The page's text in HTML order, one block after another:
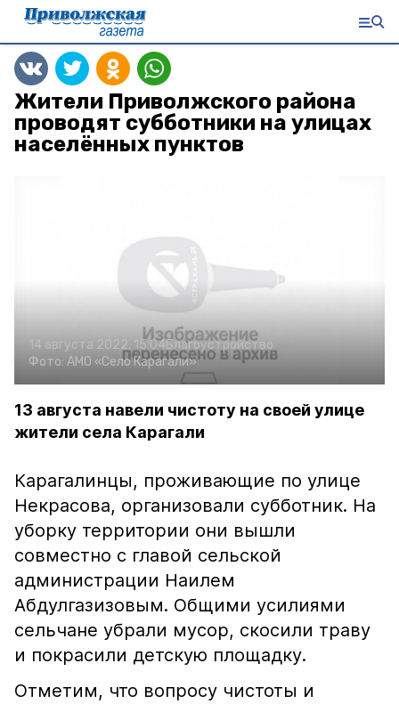
Жители Приволжского района
проводят субботники на улицах
населённых пунктов
14 августа 2022, 15:04Благоустройство
Фото: АМО «Село Карагали»
13 августа навели чистоту на своей улице
жители села Карагали
Карагалинцы, проживающие по улице
Некрасова, организовали субботник. На
уборку территории они вышли
совместно с главой сельской
администрации Наилем
Абдулгазизовым. Общими усилиями
сельчане убрали мусор, скосили траву
и покрасили детскую площадку.
Отметим, что вопросу чистоты и